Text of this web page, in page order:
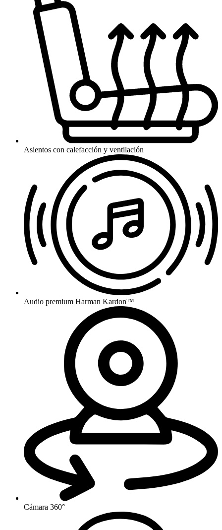
Asientos con calefacción y ventilación
Audio premium Harman Kardon™
Cámara 360°